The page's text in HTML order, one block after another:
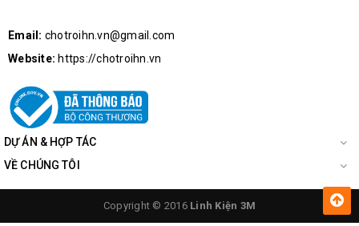
Email: chotroihn.vn@gmail.com
Website: https://chotroihn.vn
DỰ ÁN & HỢP TÁC
VỀ CHÚNG TÔI
Copyright © 2016 Linh Kiện 3M